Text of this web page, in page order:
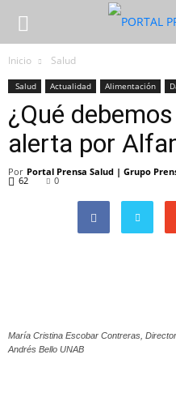
Inicio Salud
Salud Actualidad Alimentación
¿Qué
alerta por
Por Portal Prensa Salud | Grupo
62 0
María Cristina Escobar Contreras,
Andrés Bello UNAB